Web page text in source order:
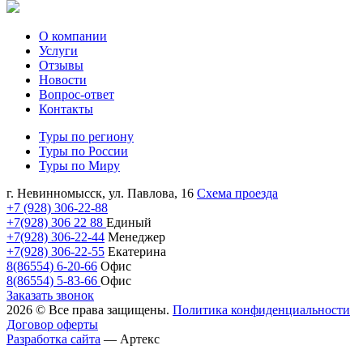
О компании
Услуги
Отзывы
Новости
Вопрос-ответ
Контакты
Туры по региону
Туры по России
Туры по Миру
г. Невинномысск, ул. Павлова, 16 Схема проезда
+7 (928) 306-22-88
+7(928) 306 22 88 Единый
+7(928) 306-22-44 Менеджер
+7(928) 306-22-55 Екатерина
8(86554) 6-20-66 Офис
8(86554) 5-83-66 Офис
Заказать звонок
2026 © Все права защищены. Политика конфиденциальности
Договор оферты
Разработка сайта — Артекс